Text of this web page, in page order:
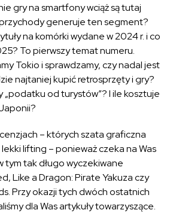
gry na smartfony wciąż są tutaj
generuje ten segment?
na komórki wydane w 2024 r. i co
To pierwszy temat numeru.
Tokio i sprawdzamy, czy nadal jest
najtaniej kupić retrosprzęty i gry?
„podatku od turystów”? I ile kosztuje
– których szata graficzna
lifting – ponieważ czeka na Was
tym tak długo wyczekiwane
Like a Dragon: Pirate Yakuza czy
Przy okazji tych dwóch ostatnich
dla Was artykuły towarzyszące.